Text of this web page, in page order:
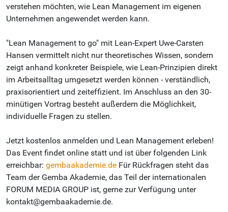
verstehen möchten, wie Lean Management im eigenen
Unternehmen angewendet werden kann.
"Lean Management to go" mit Lean-Expert Uwe-Carsten
Hansen vermittelt nicht nur theoretisches Wissen, sondern
zeigt anhand konkreter Beispiele, wie Lean-Prinzipien direkt
im Arbeitsalltag umgesetzt werden können - verständlich,
praxisorientiert und zeiteffizient. Im Anschluss an den 30-
minütigen Vortrag besteht außerdem die Möglichkeit,
individuelle Fragen zu stellen.
Jetzt kostenlos anmelden und Lean Management erleben!
Das Event findet online statt und ist über folgenden Link
erreichbar: gembaakademie.de Für Rückfragen steht das
Team der Gemba Akademie, das Teil der internationalen
FORUM MEDIA GROUP ist, gerne zur Verfügung unter
kontakt@gembaakademie.de.